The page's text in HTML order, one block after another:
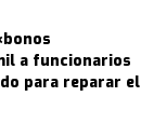
a funcionarios
para reparar el